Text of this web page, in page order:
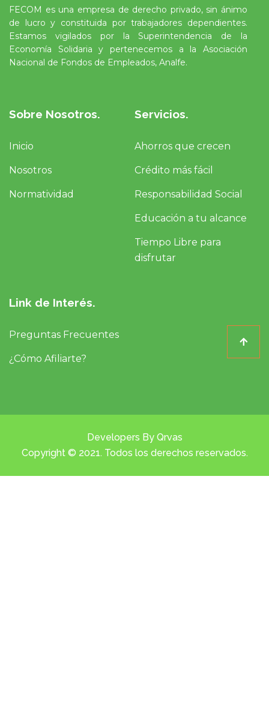
FECOM es una empresa de derecho privado, sin ánimo
de lucro y constituida por trabajadores dependientes.
Estamos vigilados por la Superintendencia de la
Economía Solidaria y pertenecemos a la Asociación
Nacional de Fondos de Empleados, Analfe.
Sobre Nosotros.
Inicio
Nosotros
Normatividad
Servicios.
Ahorros que crecen
Crédito más fácil
Responsabilidad Social
Educación a tu alcance
Tiempo Libre para
disfrutar
Link de Interés.
Preguntas Frecuentes
¿Cómo Afiliarte?
Developers By Qrvas
Copyright © 2021. Todos los derechos reservados.